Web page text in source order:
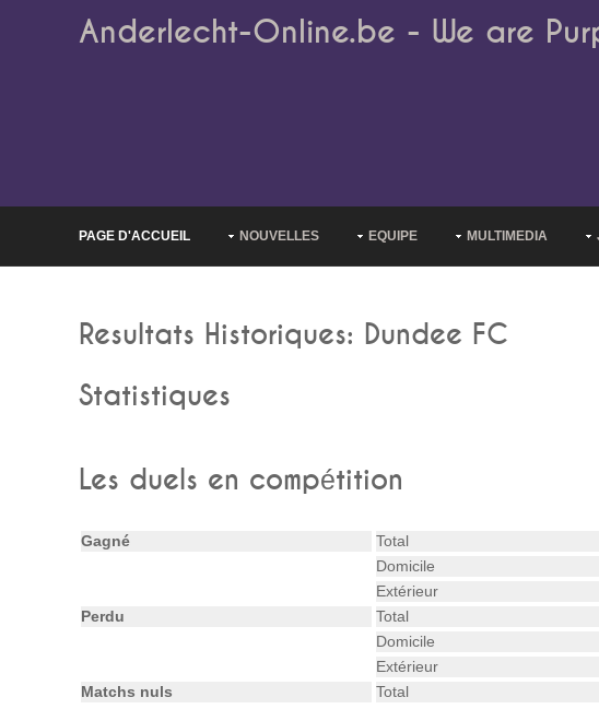
Anderlecht-Online.be - We are
PAGE D'ACCUEIL NOUVELLES EQUIPE MULTIMEDIA
Resultats Historiques: Dundee FC
Statistiques
Les duels en compétition
Gagné Total
Domicile
Extérieur
Perdu
Total
Domicile
Extérieur
Matchs nuls
Total